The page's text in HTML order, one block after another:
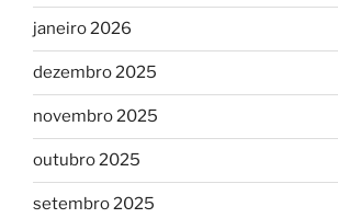
janeiro 2026
dezembro 2025
novembro 2025
outubro 2025
setembro 2025